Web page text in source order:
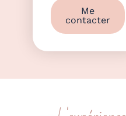
Me
contacter